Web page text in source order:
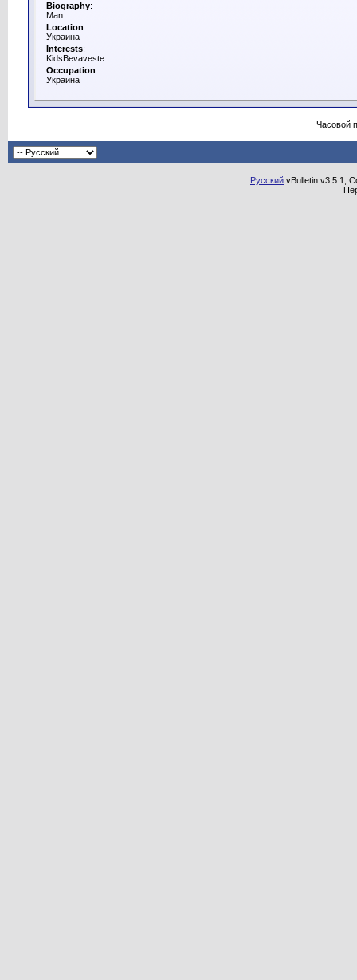
Biography:
Man
Location:
Украина
Interests:
KidsBevaveste
Occupation:
Украина
Часовой
Русский vBulletin v3.5.1,